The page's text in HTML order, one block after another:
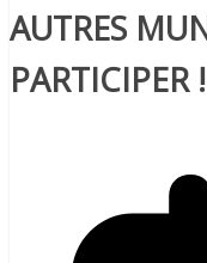
AUTRES
PARTICIPER !